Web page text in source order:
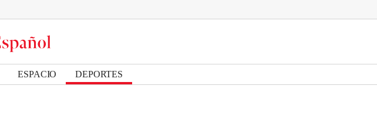
ESPACIO DEPORTES